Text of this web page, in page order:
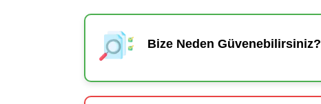
Bize Neden Güvenebilirsiniz?